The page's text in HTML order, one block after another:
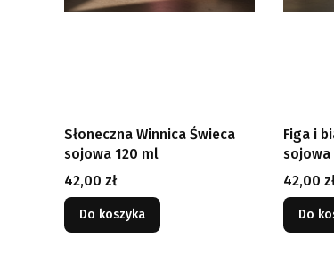
Słoneczna Winnica Świeca
sojowa 120 ml
Cena
42,00 zł
Do koszyka
Figa i
sojowa
Cena
42,00
Do